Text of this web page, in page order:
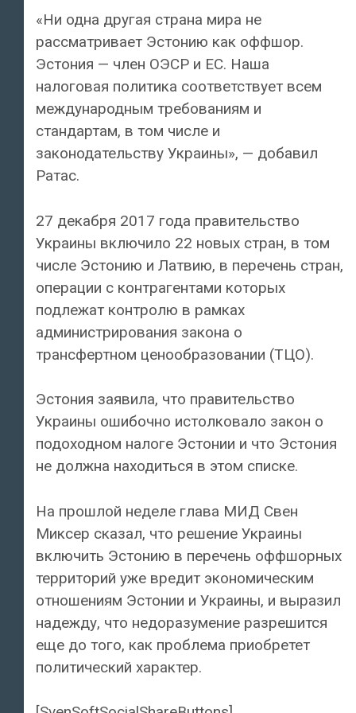
«Ни одна другая страна мира не
рассматривает Эстонию как оффшор.
Эстония — член ОЭСР и ЕС. Наша
налоговая политика соответствует всем
международным требованиям и
стандартам, в том числе и
законодательству Украины», — добавил
Ратас.
27 декабря 2017 года правительство
Украины включило 22 новых стран, в том
числе Эстонию и Латвию, в перечень стран,
операции с контрагентами которых
подлежат контролю в рамках
администрирования закона о
трансфертном ценообразовании (ТЦО).
Эстония заявила, что правительство
Украины ошибочно истолковало закон о
подоходном налоге Эстонии и что Эстония
не должна находиться в этом списке.
На прошлой неделе глава МИД Свен
Миксер сказал, что решение Украины
включить Эстонию в перечень оффшорных
территорий уже вредит экономическим
отношениям Эстонии и Украины, и выразил
надежду, что недоразумение разрешится
еще до того, как проблема приобретет
политический характер.